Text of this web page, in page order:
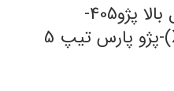
لوازم کامل موجگیر مدل بالا پژو405-
سمند(XU7-XU7P-EF7)-پژو پارس تیپ 5